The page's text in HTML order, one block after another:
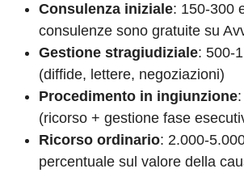
Consulenza iniziale: 150-300
consulenze sono gratuite su
Gestione stragiudiziale: 500-
(diffide, lettere, negoziazioni)
Procedimento in ingiunzione
(ricorso + gestione fase
Ricorso ordinario: 2.000-
percentuale sul valore della